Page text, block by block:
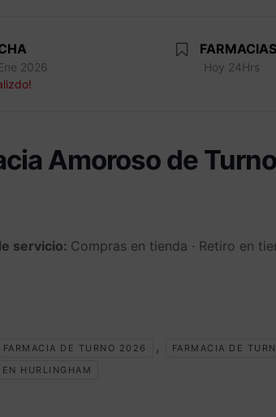
2026
Hoy 24Hrs
Amoroso de Turno
servicio: Compras en tienda · Retiro en
FARMACIA DE TURNO 2026 , FARMACIA DE
HURLINGHAM